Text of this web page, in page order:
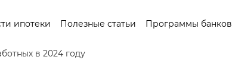
ипотеки Полезные статьи Программы банков
в 2024 году